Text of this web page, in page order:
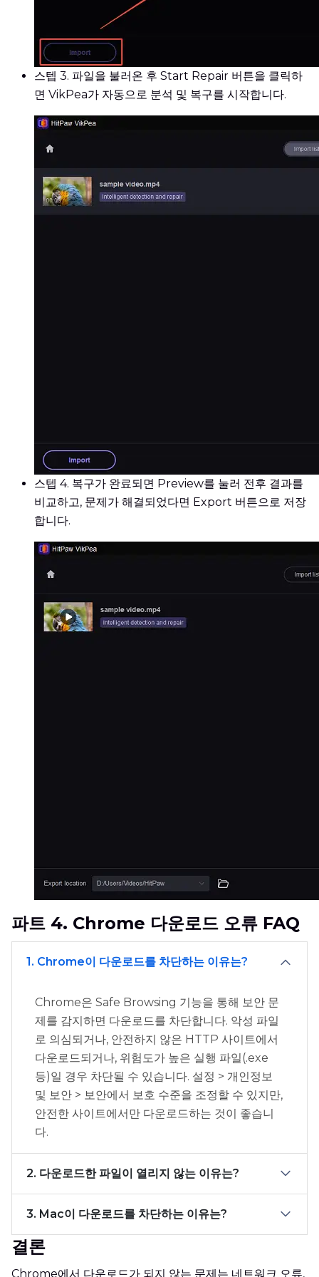
스텝 3. 파일을 불러온 후 Start Repair 버튼을 클릭하
면 VikPea가 자동으로 분석 및 복구를 시작합니다.
스텝 4. 복구가 완료되면 Preview를 눌러 전후 결과를
비교하고, 문제가 해결되었다면 Export 버튼으로 저장
합니다.
파트 4. Chrome 다운로드 오류 FAQ
1. Chrome이 다운로드를 차단하는 이유는?
Chrome은 Safe Browsing 기능을 통해 보안 문
제를 감지하면 다운로드를 차단합니다. 악성 파일
로 의심되거나, 안전하지 않은 HTTP 사이트에서
다운로드되거나, 위험도가 높은 실행 파일(.exe
등)일 경우 차단될 수 있습니다. 설정 > 개인정보
및 보안 > 보안에서 보호 수준을 조정할 수 있지만,
안전한 사이트에서만 다운로드하는 것이 좋습니
다.
2. 다운로드한 파일이 열리지 않는 이유는?
3. Mac이 다운로드를 차단하는 이유는?
결론
Chrome에서 다운로드가 되지 않는 문제는 네트워크 오류,